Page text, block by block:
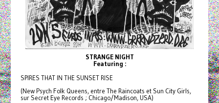
STRANGE NIGHT
Featuring :
SPIRES THAT IN THE SUNSET RISE
(New Psych Folk Queens, entre The Raincoats et Sun City Girls,
sur Secret Eye Records ; Chicago/Madison, USA)